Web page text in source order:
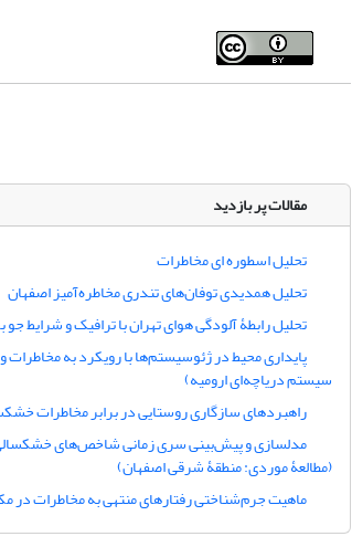
مقالات پر بازدید
تحلیل اسطوره ای مخاطرات
تحلیل همدیدی توفان‌های تندری مخاطره‌آمیز اصفهان
تحلیل رابطۀ آلودگی هوای تهران با ترافیک و شرایط
پایداری محیط در ژئوسیستم‌ها با رویکرد به مخاطرات
سیستم دریاچه‌ای ارومیه)
راهبردهای سازگاری روستایی در برابر مخاطرات
مدلسازی و پیش‌بینی سری زمانی شاخص‌های
(مطالعۀ موردی: منطقۀ شرقی اصفهان)
ماهیت جرم‌شناختی رفتارهای منتهی به مخاطرات در